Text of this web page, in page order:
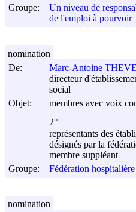
Groupe:
Un niveau de
de l'emploi à pourvoir
De:
Marc-Antoine
directeur
social
Objet:
membres avec voix
2°
représentants des
désignés par la
membre suppléant
Groupe:
Fédération
nomination
nomination